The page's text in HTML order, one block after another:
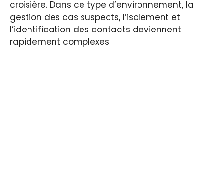
croisière. Dans ce type d’environnement, la
gestion des cas suspects, l’isolement et
l’identification des contacts deviennent
rapidement complexes.